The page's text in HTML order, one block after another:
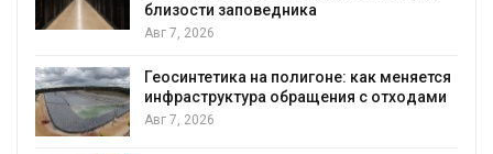
Авг 7, 2026
строительство мусорных объектов и
уборку контейнерных площадок
Авг 7, 2026